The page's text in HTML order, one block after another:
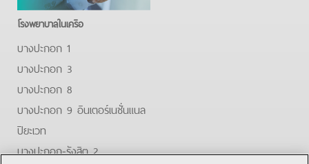
โรงพยาบาลในเครือ
บางปะกอก 1
บางปะกอก 3
บางปะกอก 8
บางปะกอก 9 อินเตอร์เนชั่นแนล
ปิยะเวท
บางปะกอก-รังสิต 2